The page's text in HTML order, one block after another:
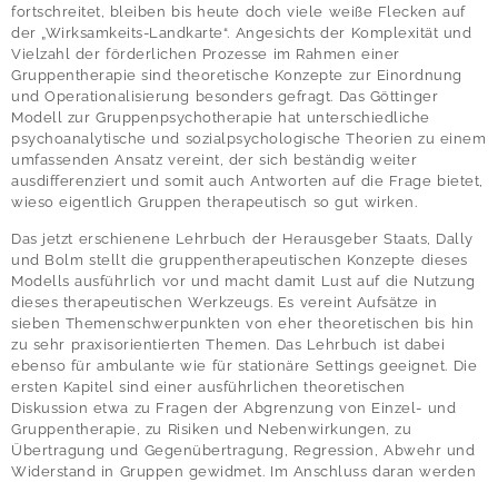
fortschreitet, bleiben bis heute doch viele weiße Flecken auf
der „Wirksamkeits-Landkarte“. Angesichts der Komplexität und
Vielzahl der förderlichen Prozesse im Rahmen einer
Gruppentherapie sind theoretische Konzepte zur Einordnung
und Operationalisierung besonders gefragt. Das Göttinger
Modell zur Gruppenpsychotherapie hat unterschiedliche
psychoanalytische und sozialpsychologische Theorien zu einem
umfassenden Ansatz vereint, der sich beständig weiter
ausdifferenziert und somit auch Antworten auf die Frage bietet,
wieso eigentlich Gruppen therapeutisch so gut wirken.
Das jetzt erschienene Lehrbuch der Herausgeber Staats, Dally
und Bolm stellt die gruppentherapeutischen Konzepte dieses
Modells ausführlich vor und macht damit Lust auf die Nutzung
dieses therapeutischen Werkzeugs. Es vereint Aufsätze in
sieben Themenschwerpunkten von eher theoretischen bis hin
zu sehr praxisorientierten Themen. Das Lehrbuch ist dabei
ebenso für ambulante wie für stationäre Settings geeignet. Die
ersten Kapitel sind einer ausführlichen theoretischen
Diskussion etwa zu Fragen der Abgrenzung von Einzel- und
Gruppentherapie, zu Risiken und Nebenwirkungen, zu
Übertragung und Gegenübertragung, Regression, Abwehr und
Widerstand in Gruppen gewidmet. Im Anschluss daran werden